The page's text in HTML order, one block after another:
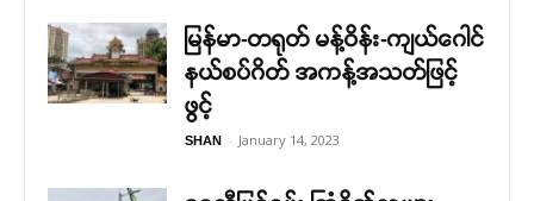
မြန်မာ-တရုတ် မန့်ဝိန်း-ကျယ်ဂေါင်
နယ်စပ်ဂိတ် အကန့်အသတ်ဖြင့်
ဖွင့်
SHAN - January 14, 2023